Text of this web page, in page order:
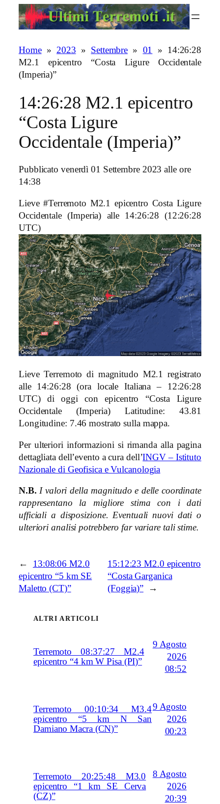
Home»2023 » Settembre » 01 » 14:26:28
M2.1 epicentro “Costa Ligure Occidentale
(Imperia)”
14:26:28 M2.1 epicentro
“Costa Ligure
Occidentale (Imperia)”
Pubblicato venerdì 01 Settembre 2023 alle ore
14:38
Lieve #Terremoto M2.1 epicentro Costa Ligure
Occidentale (Imperia) alle 14:26:28 (12:26:28
UTC)
Lieve Terremoto di magnitudo M2.1 registrato
alle 14:26:28 (ora locale Italiana – 12:26:28
UTC) di oggi con epicentro “Costa Ligure
Occidentale (Imperia)Latitudine: 43.81
Longitudine: 7.46 mostrato sulla mappa.
Per ulteriori informazioni si rimanda alla pagina
dettagliata dell’evento a cura dell’INGV – Istituto
Nazionale di Geofisica e Vulcanologia
N.B. I valori della magnitudo e delle coordinate
rappresentano la migliore stima con i dati
ufficiali a disposizione. Eventuali nuovi dati o
ulteriori analisi potrebbero far variare tali stime.
←
13:08:06 M2.0
epicentro “5 km SE
Maletto (CT)”
15:12:23 M2.0 epicentro
“Costa Garganica
(Foggia)”
→
ALTRI ARTICOLI
Terremoto 08:37:27 M2.4
epicentro “4 km W Pisa (PI)”
9 Agosto
2026
08:52
Terremoto 00:10:34 M3.4
epicentro “5 km N San
Damiano Macra (CN)”
9 Agosto
2026
00:23
Terremoto 20:25:48 M3.0
epicentro “1 km SE Cerva
(CZ)”
8 Agosto
2026
20:39